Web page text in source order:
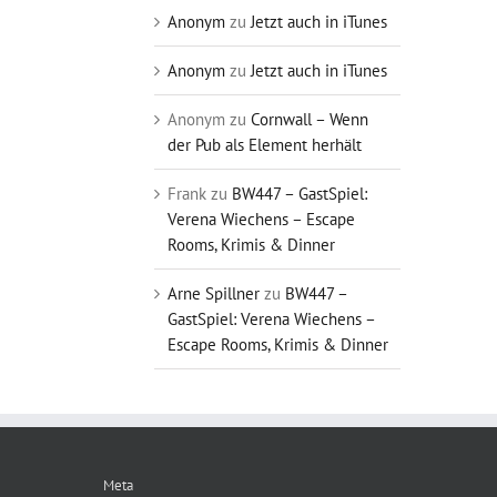
AnonymzuJetzt auch in iTunes
AnonymzuJetzt auch in iTunes
Anonym zu Cornwall – Wenn
der Pub als Element herhält
Frankzu BW447 – GastSpiel:
Verena Wiechens – Escape
Rooms, Krimis & Dinner
Arne Spillnerzu BW447 –
GastSpiel: Verena Wiechens –
Escape Rooms, Krimis & Dinner
Meta